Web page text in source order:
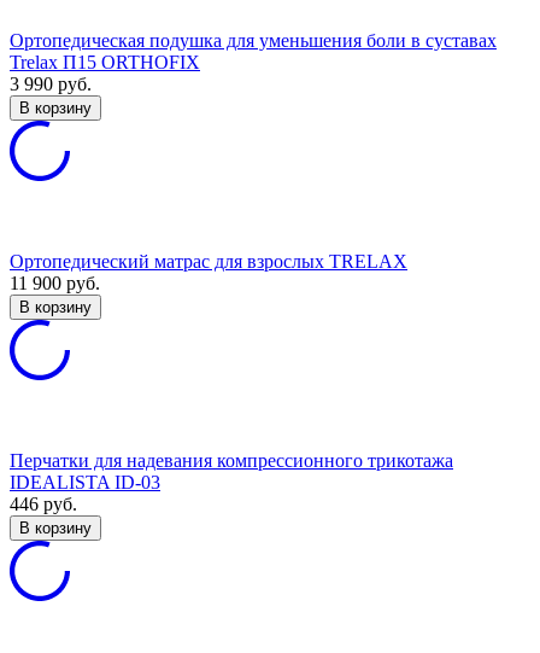
Ортопедическая подушка для уменьшения боли в суставах
Trelax П15 ORTHOFIX
3 990 руб.
В корзину
Ортопедический матрас для взрослых TRELAX
11 900 руб.
В корзину
Перчатки для надевания компрессионного трикотажа
IDEALISTA ID-03
446 руб.
В корзину